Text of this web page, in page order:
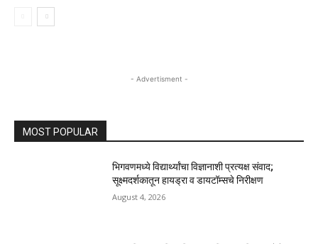
- Advertisment -
MOST POPULAR
भिगवणमध्ये विद्यार्थ्यांचा विज्ञानाशी प्रत्यक्ष संवाद;
सूक्ष्मदर्शकातून हायड्रा व डायटॉम्सचे निरीक्षण
August 4, 2026